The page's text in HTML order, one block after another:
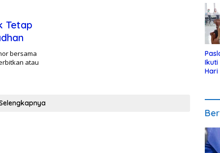
Tetap
bersama
atau
Ikuti
Hari